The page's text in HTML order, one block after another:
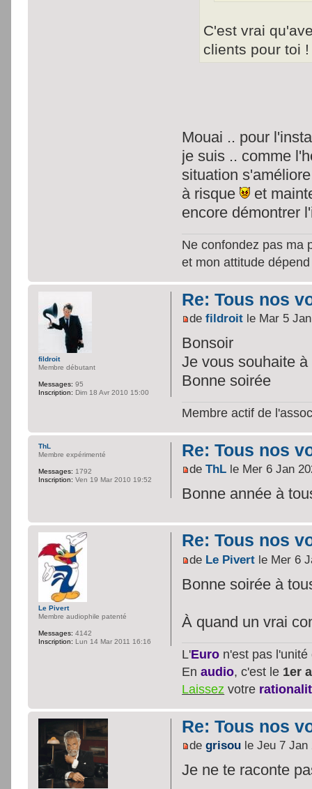
C'est vrai
clients pour toi
Mouai .. pour
je suis .. comme
situation
à risque
et
encore démontrer
Ne confondez pas ma
et mon attitude
Re: Tous nos
defildroit le Mar 5
Bonsoir
Je vous souhaite
Bonne soirée
Membre actif de
fildroit
Membre débutant
Messages: 95
Inscription: Dim 18 Avr 2010 15:00
Re: Tous nos
deThL le Mer 6 Jan
Bonne année à
ThL
Membre expérimenté
Messages: 1792
Inscription: Ven 19 Mar 2010 19:52
Re: Tous nos
de Le Pivert le Mer 6
Bonne soirée à
À quand un vrai
L'Euro n'est pas
Enaudio, c'est le 1er
Laissez votre
Le Pivert
Membre audiophile patenté
Messages: 4142
Inscription: Lun 14 Mar 2011 16:16
Re: Tous nos
degrisou le Jeu 7 Jan
Je ne te raconte